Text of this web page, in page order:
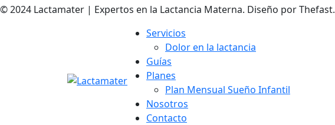
© 2024 Lactamater | Expertos en la Lactancia Materna. Diseño por Thefast.
Servicios
Dolor en la lactancia
Guías
Planes
Plan Mensual Sueño Infantil
Nosotros
Contacto